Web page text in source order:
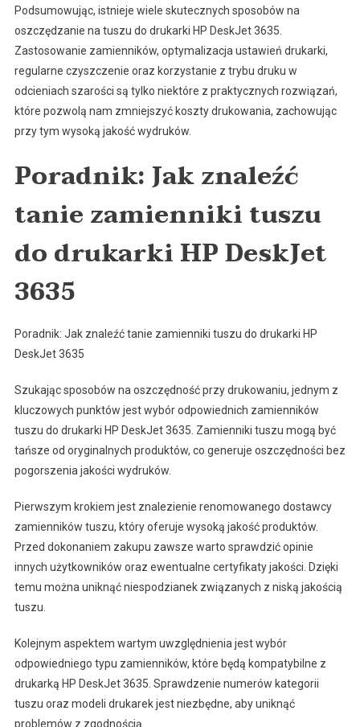
Podsumowując, istnieje wiele skutecznych sposobów na
oszczędzanie na tuszu do drukarki HP DeskJet 3635.
Zastosowanie zamienników, optymalizacja ustawień drukarki,
regularne czyszczenie oraz korzystanie z trybu druku w
odcieniach szarości są tylko niektóre z praktycznych rozwiązań,
które pozwolą nam zmniejszyć koszty drukowania, zachowując
przy tym wysoką jakość wydruków.
Poradnik: Jak znaleźć
tanie zamienniki tuszu
do drukarki HP DeskJet
3635
Poradnik: Jak znaleźć tanie zamienniki tuszu do drukarki HP
DeskJet 3635
Szukając sposobów na oszczędność przy drukowaniu, jednym z
kluczowych punktów jest wybór odpowiednich zamienników
tuszu do drukarki HP DeskJet 3635. Zamienniki tuszu mogą być
tańsze od oryginalnych produktów, co generuje oszczędności bez
pogorszenia jakości wydruków.
Pierwszym krokiem jest znalezienie renomowanego dostawcy
zamienników tuszu, który oferuje wysoką jakość produktów.
Przed dokonaniem zakupu zawsze warto sprawdzić opinie
innych użytkowników oraz ewentualne certyfikaty jakości. Dzięki
temu można uniknąć niespodzianek związanych z niską jakością
tuszu.
Kolejnym aspektem wartym uwzględnienia jest wybór
odpowiedniego typu zamienników, które będą kompatybilne z
drukarką HP DeskJet 3635. Sprawdzenie numerów kategorii
tuszu oraz modeli drukarek jest niezbędne, aby uniknąć
problemów z zgodnością.